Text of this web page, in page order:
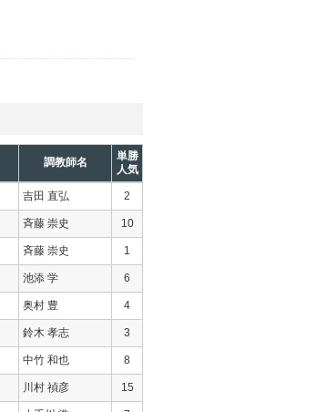
調教師名
単勝
人気
吉田 直弘 2
斉藤 崇史 10
斉藤 崇史 1
池添 学 6
奥村 豊 4
鈴木 孝志 3
中竹 和也 8
川村 禎彦 15